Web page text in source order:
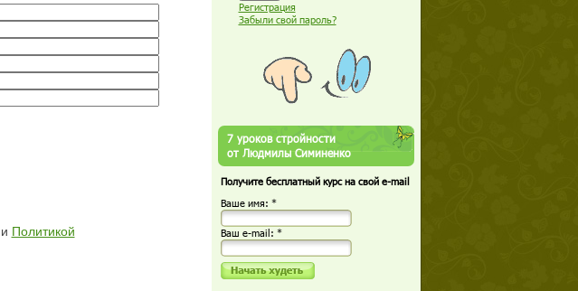
Политикой
Регистрация
Забыли свой пароль?
7 уроков стройности
от Людмилы Симиненко
Получите бесплатный курс на свой e-mail
Ваше имя: *
Ваш е-mail: *